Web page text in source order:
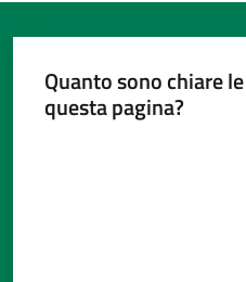
Vivere
l'Unione
Menu selezionato
Quanto sono chiare
questa pagina?